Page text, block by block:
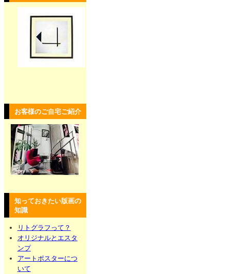
お客様のご自宅ご紹介
知っておきたい版画の
知識
リトグラフって？
オリジナルとエスタ
ンプ
アートポスターにつ
いて